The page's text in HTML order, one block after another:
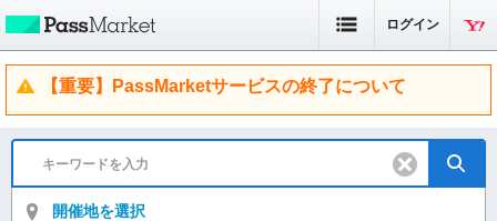
ログイン
【重要】PassMarketサービスの終了について
開催地を選択